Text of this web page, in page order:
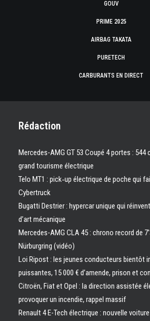
GOUV
PRIME 2025
AIRBAG TAKATA
PURETECH
CARBURANTS EN DIRECT
Rédaction
Mercedes-AMG GT 53 Coupé 4 portes : 544
grand tourisme électrique
Telo MT1 : pick‑up électrique de poche qui
Cybertruck
Bugatti Destrier : hypercar unique qui
d’art mécanique
Mercedes-AMG CLA 45 : chrono record de
Nürburgring (vidéo)
Loi Ripost : les jeunes conducteurs bientôt
puissantes, 15 000 € d’amende, prison et
Citroën, Fiat et Opel : la direction assistée
provoquer un incendie, rappel massif
Renault 4 E-Tech électrique : nouvelle